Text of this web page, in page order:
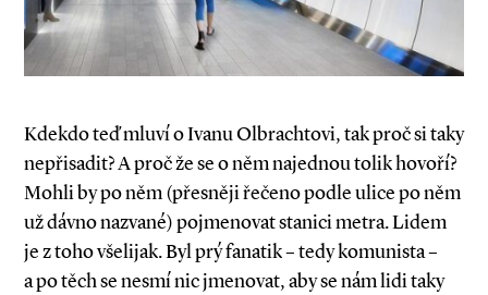
Kdekdo teď mluví o Ivanu Olbrachtovi, tak proč si taky
nepřisadit? A proč že se o něm najednou tolik hovoří?
Mohli by po něm (přesněji řečeno podle ulice po něm
už dávno nazvané) pojmenovat stanici metra. Lidem
je z toho všelijak. Byl prý fanatik – tedy komunista –
a po těch se nesmí nic jmenovat, aby se nám lidi taky